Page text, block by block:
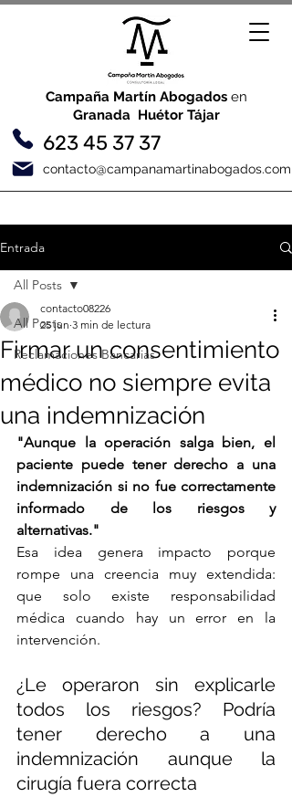
Campaña Martín Abogadosen
Granada Huétor Tájar
623 45 37 37
contacto@campanamartinabogados.com
Entrada
All Posts
Reclamaciones Bancarias
All Posts
Firmar un consentimiento
médico no siempre evita
una indemnización
contacto08226
25 jun 3 min de lectura
"Aunque la operación salga bien, el
paciente puede tener derecho a una
indemnización si no fue correctamente
informado de los riesgos y
alternativas."
Esa idea genera impacto porque
rompe una creencia muy extendida:
que solo existe responsabilidad
médica cuando hay un error en la
intervención.
¿Le operaron sin explicarle
todos los riesgos? Podría
tener derecho a una
indemnización aunque la
cirugía fuera correcta